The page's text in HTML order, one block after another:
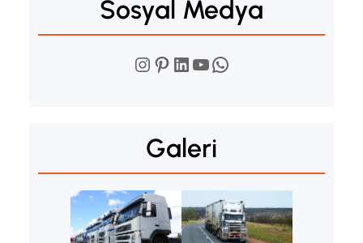
Sosyal Medya
Instagram Pinterest LinkedIn YouTube WhatsApp
Galeri